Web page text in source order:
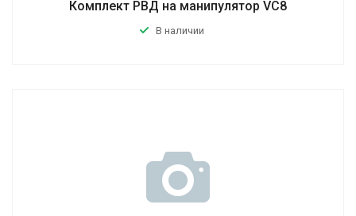
Комплект РВД на манипулятор VC8
В наличии